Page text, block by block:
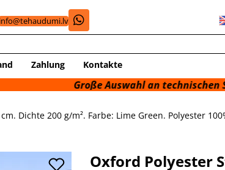
Zahlung Kontakte
Große Auswahl an technischen Stoffen!
Dichte 200 g/m². Farbe: Lime Green. Polyester
Oxford Polyester